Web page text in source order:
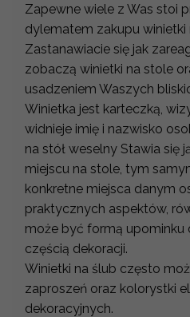
Zapewne wiele z Was stoi
dylematem zakupu winietki
Zastanawiacie się jak
zobaczą winietki na stole
usadzeniem Waszych
Winietka jest karteczką,
widnieje imię i nazwisko
na stół weselny Stawia się
miejscu na stole, tym
konkretne miejsca danym
praktycznych aspektów,
może być formą upominku
częścią dekoracji.
Winietki na ślub często
zaproszeń oraz kolorystki
dekoracyjnych.